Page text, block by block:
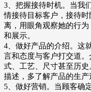
3、把握接待时机。当我
情接待目标客户，接待
离，用眼角观察她的行
和展示。
4、做好产品的介绍。这
言和态度与客户打交道
式、工艺、尺寸甚至历
描述，多了解产品的生产
5、做好营销。当顾客确